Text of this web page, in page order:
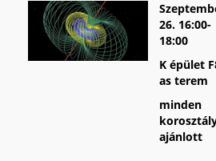
26. 16:00-
18:00
K épület
as terem
minden
ajánlott